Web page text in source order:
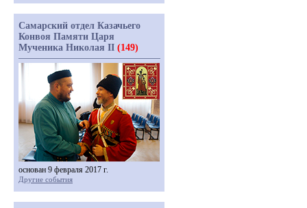
Самарский отдел Казачьего
Конвоя Памяти Царя
Мученика Николая II (149)
основан 9 февраля 2017 г.
Другие события